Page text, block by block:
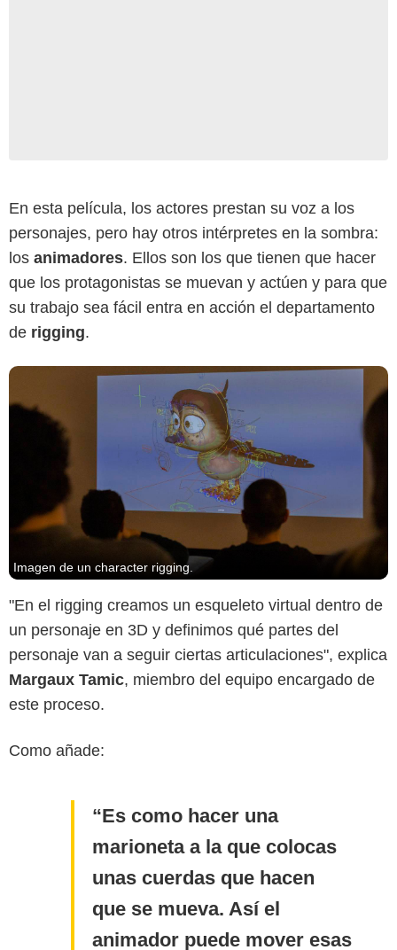
En esta película, los actores prestan su voz a los
personajes, pero hay otros intérpretes en la sombra:
los animadores. Ellos son los que tienen que hacer
que los protagonistas se muevan y actúen y para que
su trabajo sea fácil entra en acción el departamento
de rigging.
Imagen de un character rigging.
"En el rigging creamos un esqueleto virtual dentro de
un personaje en 3D y definimos qué partes del
personaje van a seguir ciertas articulaciones", explica
Margaux Tamic, miembro del equipo encargado de
este proceso.
Como añade:
Es como hacer una
marioneta a la que colocas
unas cuerdas que hacen
que se mueva. Así el
animador puede mover esas